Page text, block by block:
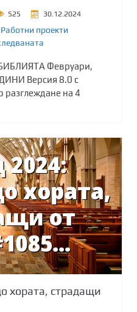
525 30.12.2024
Работни проекти
Февруари,
Версия 8.0 с
разглеждане на 4
хората, страдащи